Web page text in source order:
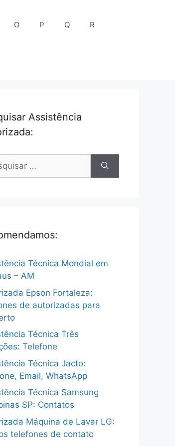
O P Q R
Assistência
Técnica Mondial em
– AM
Epson Fortaleza:
de autorizadas para
Técnica Três
Telefone
Técnica Jacto:
Email, WhatsApp
Técnica Samsung
SP: Contatos
Máquina de Lavar LG:
telefones de contato